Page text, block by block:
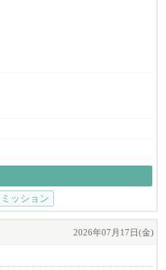
募集）
持ちの方、または実務経験
方
いたい方
ミッション
2026年07月17日(金)